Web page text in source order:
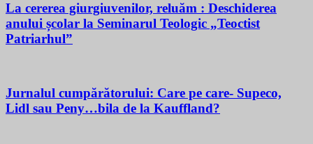
La cererea giurgiuvenilor, reluăm : Deschiderea
anului școlar la Seminarul Teologic „Teoctist
Patriarhul”
Jurnalul cumpărătorului: Care pe care- Supeco,
Lidl sau Peny…bila de la Kauffland?